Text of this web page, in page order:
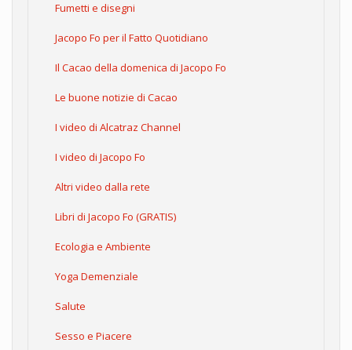
Fumetti e disegni
Jacopo Fo per il Fatto Quotidiano
Il Cacao della domenica di Jacopo Fo
Le buone notizie di Cacao
I video di Alcatraz Channel
I video di Jacopo Fo
Altri video dalla rete
Libri di Jacopo Fo (GRATIS)
Ecologia e Ambiente
Yoga Demenziale
Salute
Sesso e Piacere